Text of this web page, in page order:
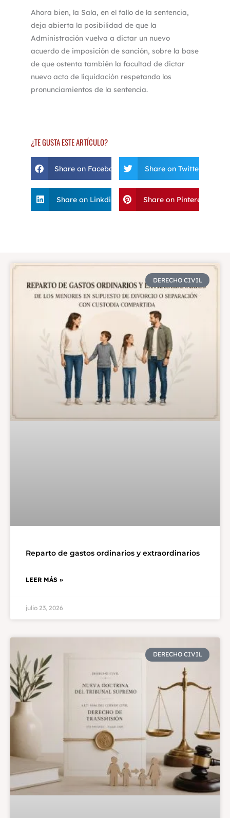
Ahora bien, la Sala, en el fallo de la sentencia,
deja abierta la posibilidad de que la
Administración vuelva a dictar un nuevo
acuerdo de imposición de sanción, sobre la base
de que ostenta también la facultad de dictar
nuevo acto de liquidación respetando los
pronunciamientos de la sentencia.
¿TE GUSTA ESTE ARTÍCULO?
Share on Facebook Share on Twitter
Share on Linkdin Share on Pinterest
DERECHO CIVIL
Reparto de gastos ordinarios y extraordinarios
LEER MÁS »
julio 23, 2026
DERECHO CIVIL